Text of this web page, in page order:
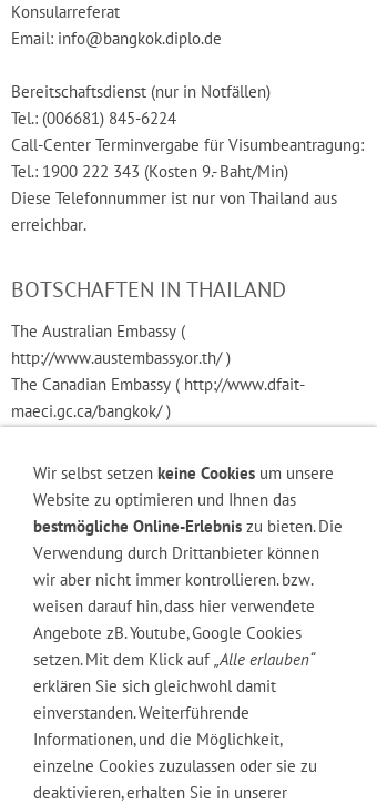
Konsularreferat
Email: info@bangkok.diplo.de
Bereitschaftsdienst (nur in Notfällen)
Tel.: (006681) 845-6224
Call-Center Terminvergabe für Visumbeantragung:
Tel.: 1900 222 343 (Kosten 9.- Baht/Min)
Diese Telefonnummer ist nur von Thailand aus
erreichbar.
BOTSCHAFTEN IN THAILAND
The Australian Embassy (
http://www.austembassy.or.th/ )
The Canadian Embassy ( http://www.dfait-
maeci.gc.ca/bangkok/ )
http://www.chile-thai.com/ )
The Embassy of the People's Republic of China (
http://www.chinaembassy.or.th )
The Embassy of the Republic of Croatia (
http://www.croatemb.or.id/)
The Embassy of the Czech Republic (
http://www.mfa.cz/bangkok )
The Royal Danish Embassy ( http://www.denmark-
embassy.or.th )
The Embassy of France ( http://www.france.or.th )
The Embassy of the Federal Republic of Germany
(http://www.german-embassy.or.th )
The Embassy of India ( http://www.indiaemb.or.th/
Wir selbst setzen keine Cookies um unsere
Website zu optimieren und Ihnen das
bestmögliche Online-Erlebnis zu bieten. Die
Verwendung durch Drittanbieter können
wir aber nicht immer kontrollieren. bzw.
weisen darauf hin, dass hier verwendete
Angebote zB. Youtube, Google Cookies
setzen. Mit dem Klick auf „Alle erlauben“
erklären Sie sich gleichwohl damit
einverstanden. Weiterführende
Informationen, und die Möglichkeit,
einzelne Cookies zuzulassen oder sie zu
deaktivieren, erhalten Sie in unserer